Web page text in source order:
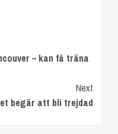
– kan få träna
Next
begär att bli trejdad